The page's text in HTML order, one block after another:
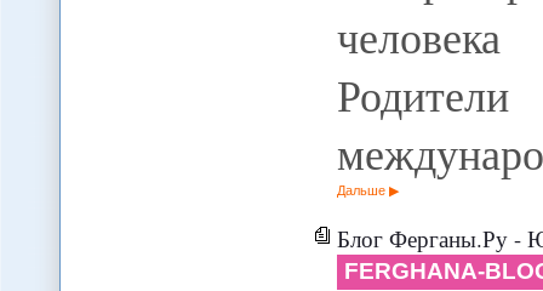
Дальше
Блог Ферганы.Ру - Юрист:
FERGHANA-